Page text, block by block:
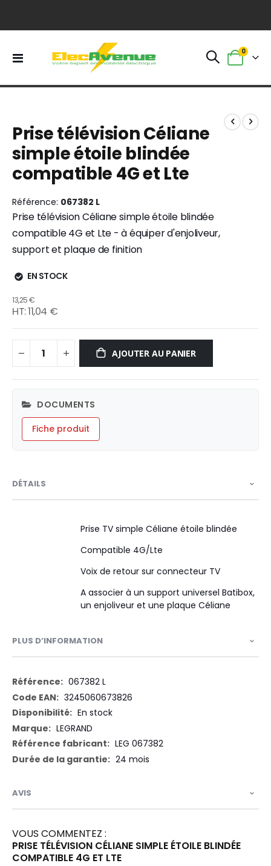
Basculer
Panier
0
the
end
of
the
images
the
beginning
of
the
images
Prise télévision Céliane
simple étoile blindée
compatible 4G et Lte
Référence 067382 L
Prise télévision Céliane simple étoile blindée
compatible 4G et Lte - à équiper d'enjoliveur,
support et plaque de finition
EN STOCK
13,25 €
11,04 €
AJOUTER AU PANIER
DOCUMENTS
Fiche produit
DÉTAILS
Prise TV simple Céliane étoile blindée
Compatible 4G/Lte
Voix de retour sur connecteur TV
A associer à un support universel Batibox,
un enjoliveur et une plaque Céliane
PLUS D’INFORMATION
Plus
d’information
067382 L
3245060673826
En stock
LEGRAND
LEG 067382
24 mois
AVIS
VOUS COMMENTEZ :
PRISE TÉLÉVISION CÉLIANE SIMPLE ÉTOILE BLINDÉE
COMPATIBLE 4G ET LTE